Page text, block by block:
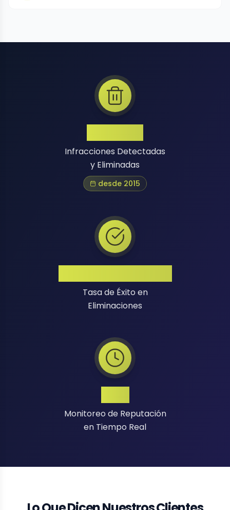
Infracciones Detectadas
y Eliminadas
desde 2015
Tasa de Éxito en
Eliminaciones
Monitoreo de Reputación
en Tiempo Real